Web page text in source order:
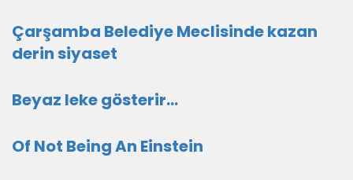
Çarşamba Belediye Meclisinde kazan
derin siyaset
Beyaz leke gösterir…
Of Not Being An Einstein